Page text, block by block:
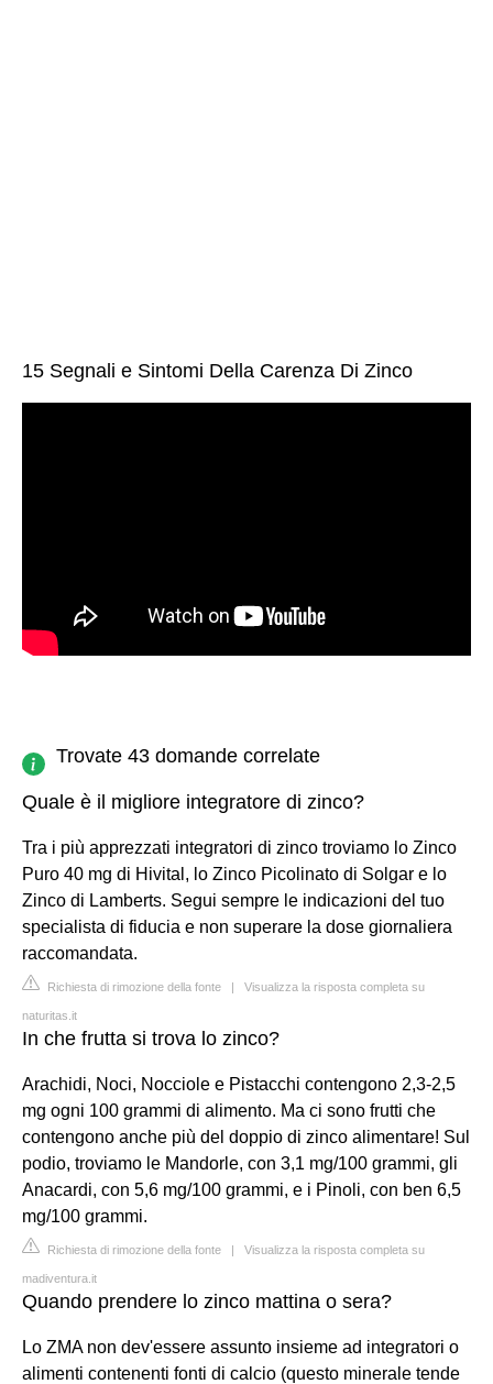
15 Segnali e Sintomi Della Carenza Di Zinco
Trovate 43 domande correlate
Quale è il migliore integratore di zinco?
Tra i più apprezzati integratori di zinco troviamo lo Zinco
Puro 40 mg di Hivital, lo Zinco Picolinato di Solgar e lo
Zinco di Lamberts. Segui sempre le indicazioni del tuo
specialista di fiducia e non superare la dose giornaliera
raccomandata.
Richiesta di rimozione della fonte | Visualizza la risposta completa su
naturitas.it
In che frutta si trova lo zinco?
Arachidi, Noci, Nocciole e Pistacchi contengono 2,3-2,5
mg ogni 100 grammi di alimento. Ma ci sono frutti che
contengono anche più del doppio di zinco alimentare! Sul
podio, troviamo le Mandorle, con 3,1 mg/100 grammi, gli
Anacardi, con 5,6 mg/100 grammi, e i Pinoli, con ben 6,5
mg/100 grammi.
Richiesta di rimozione della fonte | Visualizza la risposta completa su
madiventura.it
Quando prendere lo zinco mattina o sera?
Lo ZMA non dev'essere assunto insieme ad integratori o
alimenti contenenti fonti di calcio (questo minerale tende